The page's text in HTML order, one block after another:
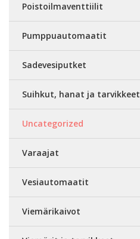
Poistoilmaventtiilit
Pumppuautomaatit
Sadevesiputket
Suihkut, hanat ja tarvikkeet
Uncategorized
Varaajat
Vesiautomaatit
Viemärikaivot